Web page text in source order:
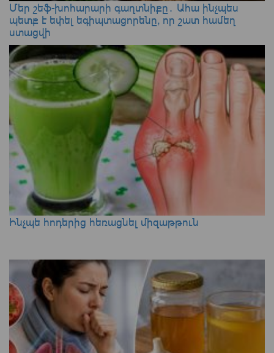
Մեր շեֆ-խոհարարի գաղտնիքը․ Ահա ինչպես
պետք է եփել եգիպտացորենը, որ շատ համեղ
ստացվի
Ինչպե հոդերից հեռացնել միզաթթուն